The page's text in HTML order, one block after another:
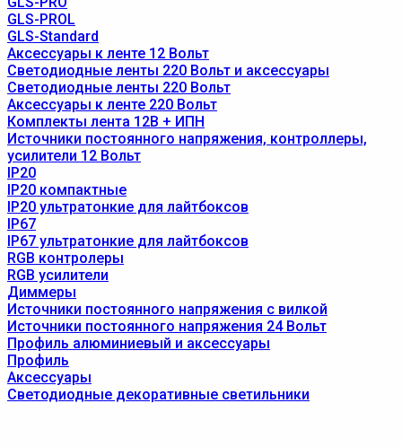
GLS-PROL
GLS-Standard
Аксессуары к ленте 12 Вольт
Светодиодные ленты 220 Вольт и аксессуары
Светодиодные ленты 220 Вольт
Аксессуары к ленте 220 Вольт
Комплекты лента 12В + ИПН
Источники постоянного напряжения, контроллеры,
усилители 12 Вольт
IP20
IP20 компактные
IP20 ультратонкие для лайтбоксов
IP67
IP67 ультратонкие для лайтбоксов
RGB контролеры
RGB усилители
Диммеры
Источники постоянного напряжения с вилкой
Источники постоянного напряжения 24 Вольт
Профиль алюминиевый и аксессуары
Профиль
Аксессуары
Светодиодные декоративные светильники